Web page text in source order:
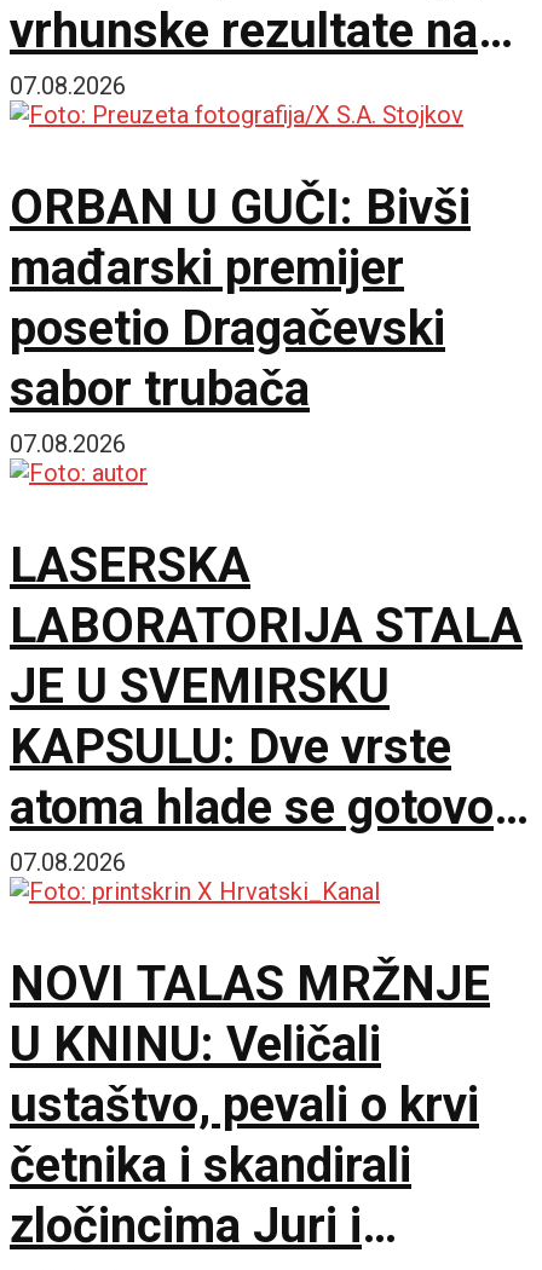
vrhunske rezultate na
međunarodnoj sceni
07.08.2026
ORBAN U GUČI: Bivši
mađarski premijer
posetio Dragačevski
sabor trubača
07.08.2026
LASERSKA
LABORATORIJA STALA
JE U SVEMIRSKU
KAPSULU: Dve vrste
atoma hlade se gotovo
do apsolutne nule
07.08.2026
NOVI TALAS MRŽNJE
U KNINU: Veličali
ustaštvo, pevali o krvi
četnika i skandirali
zločincima Juri i